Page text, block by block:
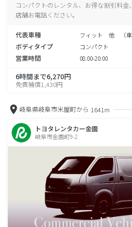
コンパクトのレンタル、お得な割引料
店舗お電話ください。
代表車種 フィット 他 （車
ボディタイプ コンパクト
営業時間 08:00-20:00
6時間まで6,270円
免責補償1,430円
岐阜県岐阜市米屋町から 1641m
トヨタレンタカー金園
岐阜市金園町9-2